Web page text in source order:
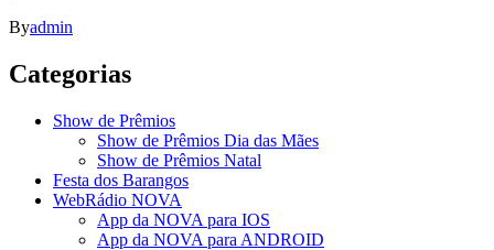
Byadmin
Categorias
Show de Prêmios
Show de Prêmios Dia das Mães
Show de Prêmios Natal
Festa dos Barangos
WebRádio NOVA
App da NOVA para IOS
App da NOVA para ANDROID